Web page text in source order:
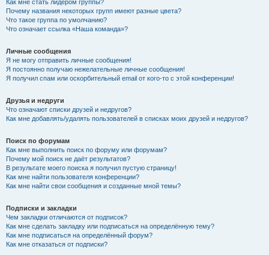
Как мне стать лидером группы?
Почему названия некоторых групп имеют разные цвета?
Что такое группа по умолчанию?
Что означает ссылка «Наша команда»?
Личные сообщения
Я не могу отправить личные сообщения!
Я постоянно получаю нежелательные личные сообщения!
Я получил спам или оскорбительный email от кого-то с этой конференции!
Друзья и недруги
Что означают списки друзей и недругов?
Как мне добавлять/удалять пользователей в списках моих друзей и недругов?
Поиск по форумам
Как мне выполнить поиск по форуму или форумам?
Почему мой поиск не даёт результатов?
В результате моего поиска я получил пустую страницу!
Как мне найти пользователя конференции?
Как мне найти свои сообщения и созданные мной темы?
Подписки и закладки
Чем закладки отличаются от подписок?
Как мне сделать закладку или подписаться на определённую тему?
Как мне подписаться на определённый форум?
Как мне отказаться от подписки?